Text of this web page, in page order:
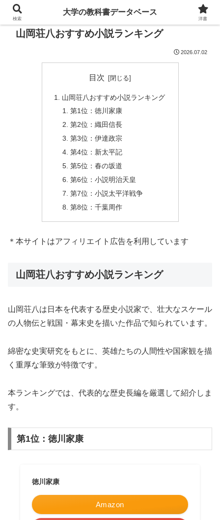
山岡荘八おすすめ小説ランキング
2026.07.02
目次
山岡荘八おすすめ小説ランキング
第1位：徳川家康
第2位：織田信長
第3位：伊達政宗
第4位：新太平記
第5位：春の坂道
第6位：小説明治天皇
第7位：小説太平洋戦争
第8位：千葉周作
＊本サイトはアフィリエイト広告を利用しています
山岡荘八おすすめ小説ランキング
山岡荘八は日本を代表する歴史小説家で、壮大なスケール
の人物伝と戦国・幕末史を描いた作品で知られています。
綿密な史実研究をもとに、英雄たちの人間性や国家観を描
く重厚な筆致が特徴です。
本ランキングでは、代表的な歴史長編を厳選して紹介しま
す。
第1位：徳川家康
徳川家康
Amazon
検索
大学の教科書データベース
洋書